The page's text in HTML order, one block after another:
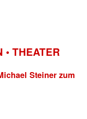
THEATER
Steiner zum